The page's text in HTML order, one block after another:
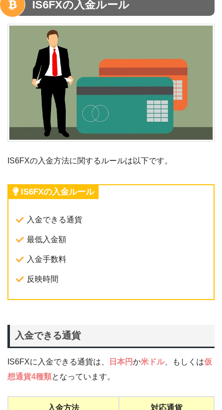
IS6FXの入金ルール
IS6FXの入金方法に関するルールは以下です。
IS6FXの入金ルール
入金できる通貨
最低入金額
入金手数料
反映時間
入金できる通貨
IS6FXに入金できる通貨は、 日本円か米ドル、もしくは仮
想通貨4種類となっています。
入金方法 対応通貨